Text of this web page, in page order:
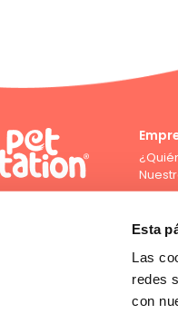
Esta
Las
redes
con